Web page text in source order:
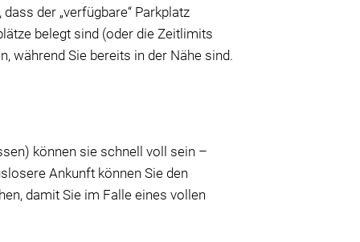
der „verfügbare“ Parkplatz
belegt sind (oder die Zeitlimits
während Sie bereits in der Nähe sind.
können sie schnell voll sein –
Ankunft können Sie den
damit Sie im Falle eines vollen